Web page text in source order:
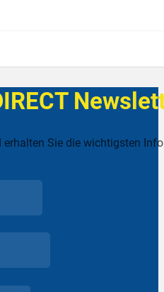
erhalten Sie die wichtigsten